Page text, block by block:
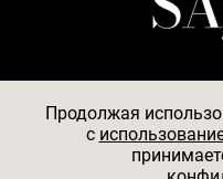
Продолжая
c